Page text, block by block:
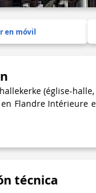
en móvil
(église-
Flandre Intérieure
técnica